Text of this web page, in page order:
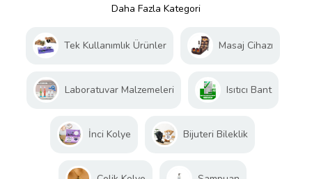
Daha Fazla Kategori
Tek Kullanımlık Ürünler Masaj Cihazı
Laboratuvar Malzemeleri Isıtıcı Bant
İnci Kolye Bijuteri Bileklik